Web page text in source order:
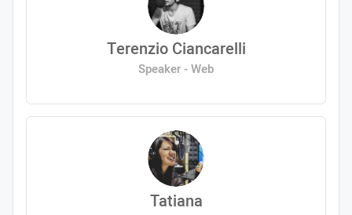
Terenzio Ciancarelli
Speaker - Web
Tatiana